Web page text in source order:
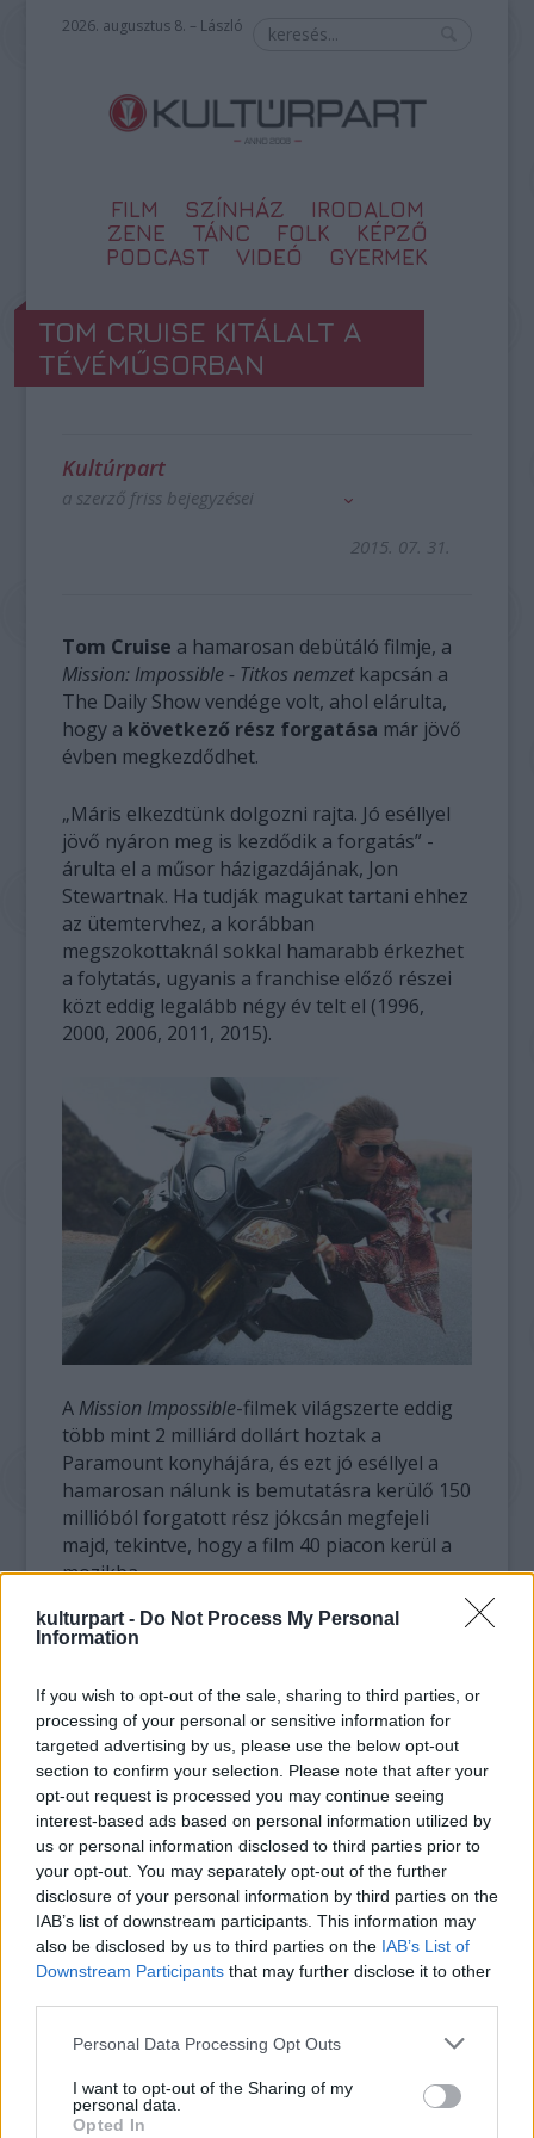
kulturpart - Do Not Process My Personal
Information
If you wish to opt-out of the sale, sharing to third parties, or
processing of your personal or sensitive information for
targeted advertising by us, please use the below opt-out
section to confirm your selection. Please note that after your
opt-out request is processed you may continue seeing
interest-based ads based on personal information utilized by
us or personal information disclosed to third parties prior to
your opt-out. You may separately opt-out of the further
disclosure of your personal information by third parties on the
IAB’s list of downstream participants. This information may
also be disclosed by us to third parties on the IAB’s List of
Downstream Participants that may further disclose it to other
Please note that this website/app uses one or more Google
not limited to your visit or usage behaviour. You may click to
grant or deny consent to Google and its third-party tags to
Personal Data Processing Opt Outs
I want to opt-out of the Sharing of my
personal data.
Opted In
2026. augusztus 8. – László
FILM SZÍNHÁZ
IRODALOM
ZENE
TÁNC FOLK
KÉPZŐ
PODCAST
VIDEÓ GYERMEK
TOM CRUISE KITÁLALT A
TÉVÉMŰSORBAN
Kultúrpart
a szerző friss bejegyzései
2015. 07. 31.
Tom Cruise a hamarosan debütáló filmje, a
Mission: Impossible - Titkos nemzet kapcsán a
The Daily Show vendége volt, ahol elárulta,
hogy a következő rész forgatása már jövő
évben megkezdődhet.
„Máris elkezdtünk dolgozni rajta. Jó eséllyel
jövő nyáron meg is kezdődik a forgatás” -
árulta el a műsor házigazdájának, Jon
Stewartnak. Ha tudják magukat tartani ehhez
az ütemtervhez, a korábban
megszokottaknál sokkal hamarabb érkezhet
a folytatás, ugyanis a franchise előző részei
közt eddig legalább négy év telt el (1996,
2000, 2006, 2011, 2015).
A Mission Impossible-filmek világszerte eddig
több mint 2 milliárd dollárt hoztak a
Paramount konyhájára, és ezt jó eséllyel a
hamarosan nálunk is bemutatásra kerülő 150
millióból forgatott rész jókcsán megfejeli
majd, tekintve, hogy a film 40 piacon kerül a
mozikba.
AMission Impossible 6várhatóan 2017-ben
AMission: Impossible - Titkos nemzetcímű
filmet augusztus 6-án mutatják be
hazánkban.